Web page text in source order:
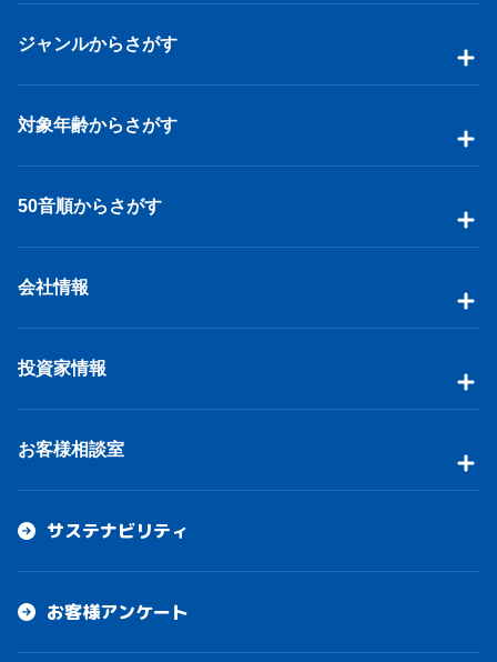
ジャンルからさがす
対象年齢からさがす
50音順からさがす
会社情報
投資家情報
お客様相談室
サステナビリティ
お客様アンケート